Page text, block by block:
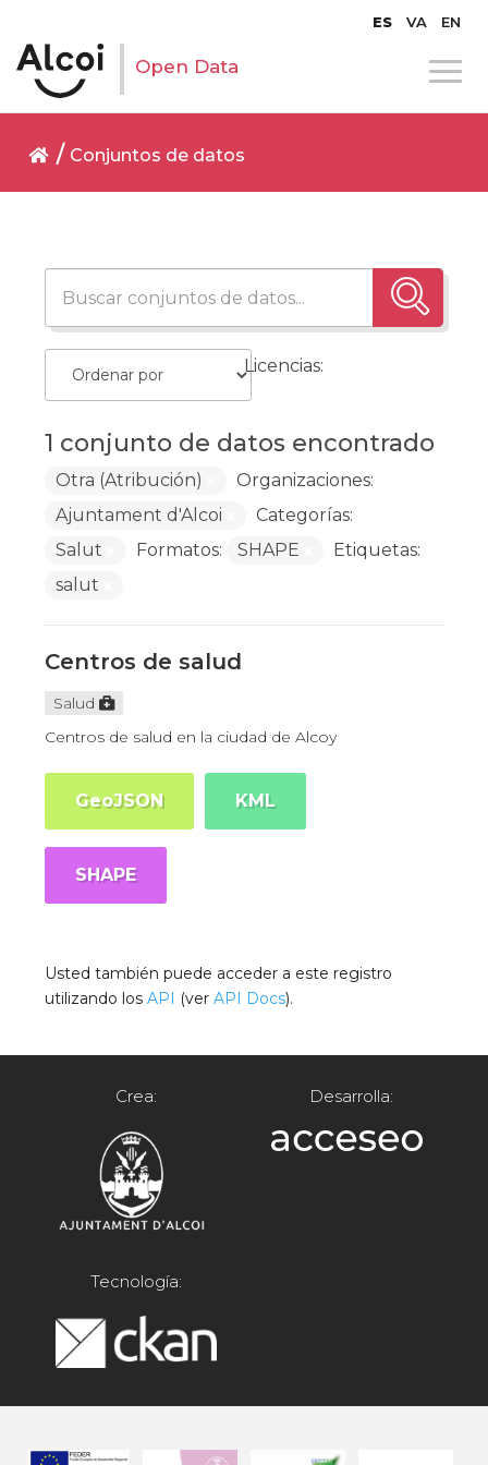
ES VA EN
Open Data
Conjuntos de datos
1 conjunto de datos encontrado
Licencias:
Otra (Atribución)
Organizaciones:
Ajuntament d'Alcoi
Categorías:
Salut
Formatos: SHAPE
Etiquetas:
salut
Centros de salud
Salud
Centros de salud en la ciudad de Alcoy
GeoJSON KML
SHAPE
Usted también puede acceder a este registro
utilizando losAPI (verAPI Docs).
Crea: Desarrolla:
Tecnología: